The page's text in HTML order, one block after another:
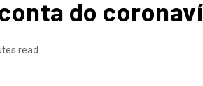
do
read